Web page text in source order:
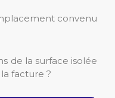
convenu
la surface isolée
facture ?